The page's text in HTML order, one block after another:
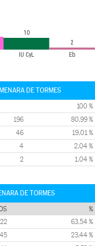
IU CyL Eb
10
2
DE TORMES
100 %
196 80,99 %
46 19,01 %
4 2,04 %
2 1,04 %
DE TORMES
%
63,54 %
45 23,44 %